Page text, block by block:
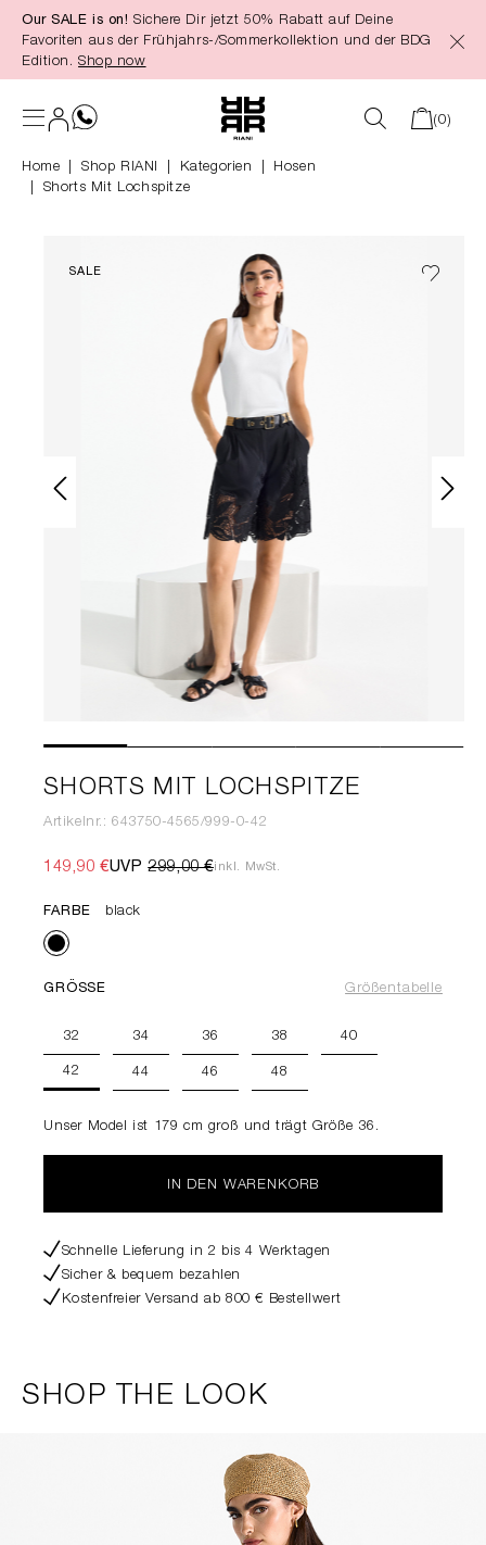
springen
Our SALE is on! Sichere Dir jetzt 50% Rabatt auf Deine
Favoriten aus der Frühjahrs-/Sommerkollektion und der BDG
Edition. Shop now
(0)
Home Shop RIANI Kategorien
Hosen
Shorts Mit Lochspitze
SALE
SHORTS MIT LOCHSPITZE
Artikelnr.: 643750-4565/999-0-42
149,90 €UVP299,00 €inkl. MwSt.
FARBE black
GRÖSSE Größentabelle
32 34 36 38 40
42 44 46 48
Unser Model ist 179 cm groß und trägt Größe 36.
IN DEN WARENKORB
Schnelle Lieferung in 2 bis 4 Werktagen
Sicher & bequem bezahlen
Kostenfreier Versand ab 800 € Bestellwert
SHOP THE LOOK